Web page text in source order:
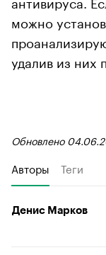
можно
удалив из них
Обновлено
Авторы Теги
Денис Марков